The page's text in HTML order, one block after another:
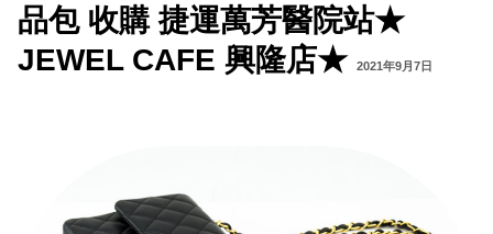
品包 收購 捷運萬芳醫院站★
JEWEL CAFE 興隆店★
2021年9月7日